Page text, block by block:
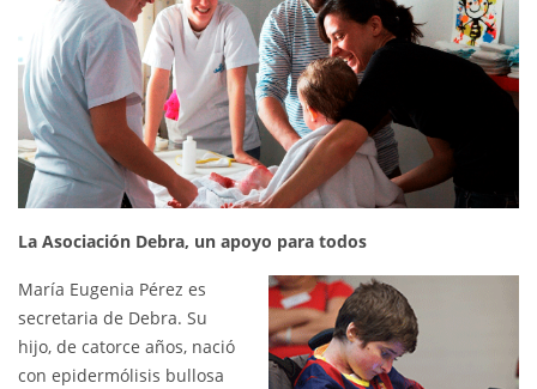
La Asociación Debra, un apoyo para todos
María Eugenia Pérez es
secretaria de Debra. Su
hijo, de catorce años, nació
con epidermólisis bullosa